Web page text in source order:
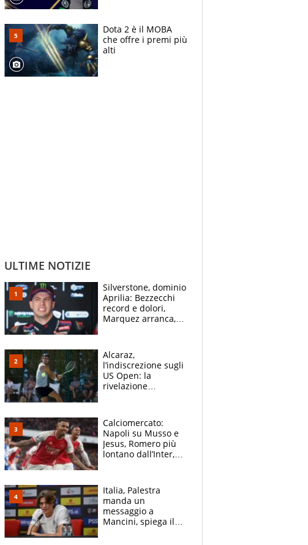
Dota 2 è il MOBA
che offre i premi più
alti
ULTIME NOTIZIE
Silverstone, dominio
Aprilia: Bezzecchi
record e dolori,
Marquez arranca,
Alcaraz,
l’indiscrezione sugli
US Open: la
rivelazione
B. Rune verso la
rinuncia
Calciomercato:
Napoli su Musso e
Jesus, Romero più
lontano dall’Inter,
tabellone
Italia, Palestra
manda un
messaggio a
Mancini, spiega il